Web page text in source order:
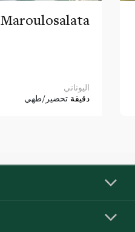
Maroulosalata
اليوناني
دقيقة تحضير/طهي